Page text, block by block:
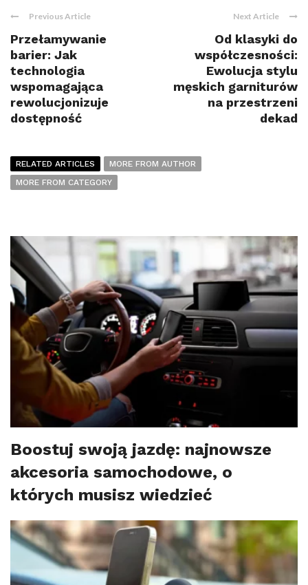
Previous Article
Przełamywanie
barier: Jak
technologia
wspomagająca
rewolucjonizuje
dostępność
Next Article
Od klasyki do
współczesności:
Ewolucja stylu
męskich garniturów
na przestrzeni
dekad
RELATED ARTICLES
MORE FROM AUTHOR
MORE FROM CATEGORY
Boostuj swoją jazdę: najnowsze
akcesoria samochodowe, o
których musisz wiedzieć